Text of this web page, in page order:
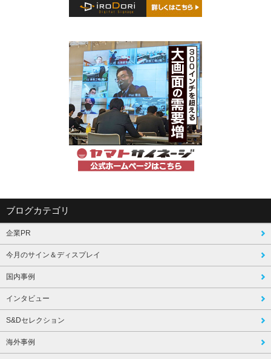
ブログカテゴリ
企業PR
今月のサイン＆ディスプレイ
国内事例
インタビュー
S&Dセレクション
海外事例